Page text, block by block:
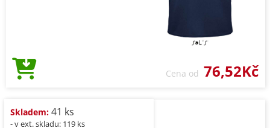
Cena od 76,52Kč
Skladem: 41 ks
- v ext. skladu: 119 ks